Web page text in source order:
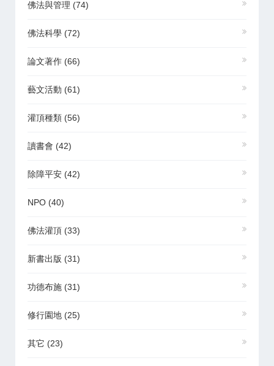
佛法與管理 (74)
佛法科學 (72)
論文著作 (66)
藝文活動 (61)
灌頂種類 (56)
讀書會 (42)
除障平安 (42)
NPO (40)
佛法灌頂 (33)
新書出版 (31)
功德布施 (31)
修行園地 (25)
其它 (23)